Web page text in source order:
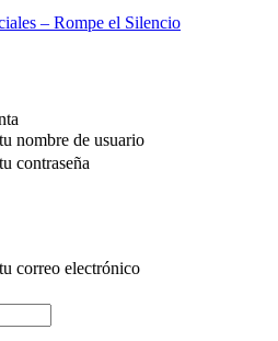
– Rompe el Silencio
tu nombre de usuario
tu contraseña
tu correo electrónico